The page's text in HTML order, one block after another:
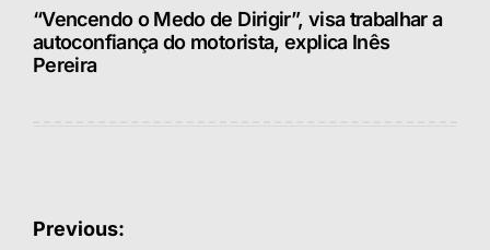
“Vencendo o Medo de Dirigir”, visa trabalhar a
autoconfiança do motorista, explica Inês
Pereira
Navegação
Previous: